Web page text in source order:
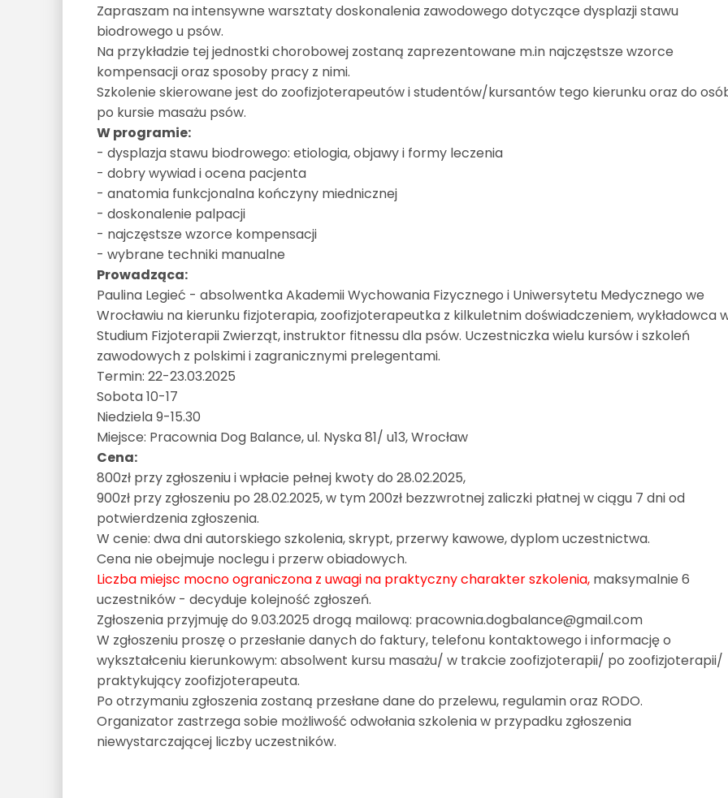
Zapraszam na intensywne warsztaty doskonalenia zawodowego dotyczące dysplazji stawu
biodrowego u psów.
Na przykładzie tej jednostki chorobowej zostaną zaprezentowane m.in najczęstsze wzorce
kompensacji oraz sposoby pracy z nimi.
Szkolenie skierowane jest do zoofizjoterapeutów i studentów/kursantów tego kierunku oraz do
po kursie masażu psów.
W programie:
- dysplazja stawu biodrowego: etiologia, objawy i formy leczenia
- dobry wywiad i ocena pacjenta
- anatomia funkcjonalna kończyny miednicznej
- doskonalenie palpacji
- najczęstsze wzorce kompensacji
- wybrane techniki manualne
Prowadząca:
Paulina Legieć - absolwentka Akademii Wychowania Fizycznego i Uniwersytetu Medycznego we
Wrocławiu na kierunku fizjoterapia, zoofizjoterapeutka z kilkuletnim doświadczeniem, wykładowca
Studium Fizjoterapii Zwierząt, instruktor fitnessu dla psów. Uczestniczka wielu kursów i szkoleń
zawodowych z polskimi i zagranicznymi prelegentami.
Termin: 22-23.03.2025
Sobota 10-17
Niedziela 9-15.30
Miejsce: Pracownia Dog Balance, ul. Nyska 81/ u13, Wrocław
Cena:
800zł przy zgłoszeniu i wpłacie pełnej kwoty do 28.02.2025,
900zł przy zgłoszeniu po 28.02.2025, w tym 200zł bezzwrotnej zaliczki płatnej w ciągu 7 dni od
potwierdzenia zgłoszenia.
W cenie: dwa dni autorskiego szkolenia, skrypt, przerwy kawowe, dyplom uczestnictwa.
Cena nie obejmuje noclegu i przerw obiadowych.
Liczba miejsc mocno ograniczona z uwagi na praktyczny charakter szkolenia, maksymalnie 6
uczestników - decyduje kolejność zgłoszeń.
Zgłoszenia przyjmuję do 9.03.2025 drogą mailową: pracownia.dogbalance@gmail.com
W zgłoszeniu proszę o przesłanie danych do faktury, telefonu kontaktowego i informację o
wykształceniu kierunkowym: absolwent kursu masażu/ w trakcie zoofizjoterapii/ po zoofizjoterapii/
praktykujący zoofizjoterapeuta.
Po otrzymaniu zgłoszenia zostaną przesłane dane do przelewu, regulamin oraz RODO.
Organizator zastrzega sobie możliwość odwołania szkolenia w przypadku zgłoszenia
niewystarczającej liczby uczestników.